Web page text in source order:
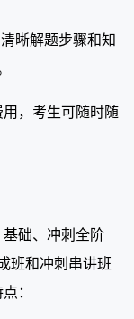
晰解题步骤和知
，考生可随时随
础、冲刺全阶
班和冲刺串讲班
：